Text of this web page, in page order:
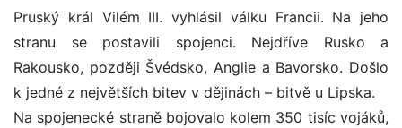
Pruský král Vilém III. vyhlásil válku Francii. Na jeho
stranu se postavili spojenci. Nejdříve Rusko a
Rakousko, později Švédsko, Anglie a Bavorsko. Došlo
k jedné z největších bitev v dějinách – bitvě u Lipska.
Na spojenecké straně bojovalo kolem 350 tisíc vojáků,